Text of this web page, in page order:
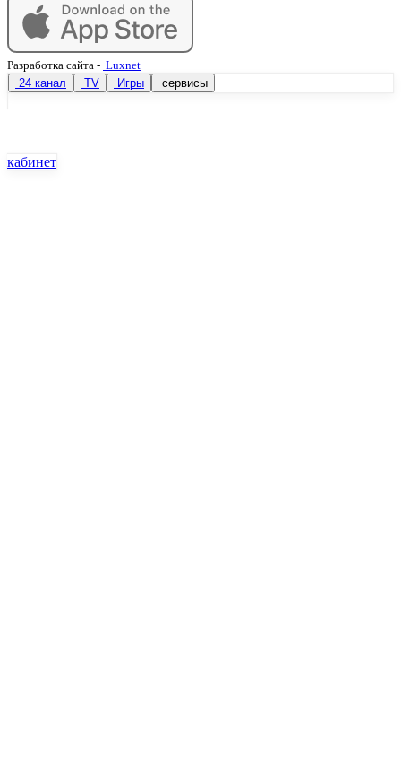
Разработка сайта - Luxnet
24 канал
TV Игры сервисы
кабинет